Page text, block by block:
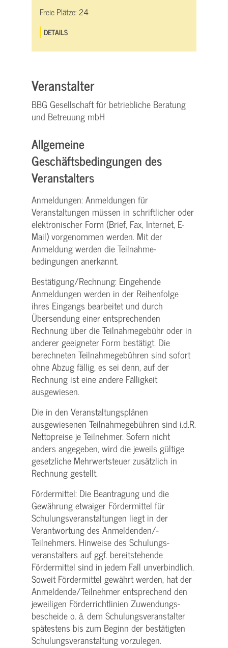
Freie Plätze:24
DETAILS
Veranstalter
BBG Gesellschaft für betriebliche Beratung
und Betreuung mbH
Allgemeine
Geschäftsbedingungen des
Veranstalters
Anmeldungen: Anmeldungen für
Veranstaltungen müssen in schriftlicher oder
elektronischer Form (Brief, Fax, Internet, E-
Mail) vorgenommen werden. Mit der
Anmeldung werden die Teilnahme­
bedingungen anerkannt.
Bestätigung­/Rechnung: Eingehende
Anmeldungen werden in der Reihenfolge
ihres Eingangs bearbeitet und durch
Übersendung einer entsprechenden
Rechnung über die Teilnahmegebühr oder in
anderer geeigneter Form bestätigt. Die
berechneten Teilnahmegebühren sind sofort
ohne Abzug fällig, es sei denn, auf der
Rechnung ist eine andere Fälligkeit
ausgewiesen.
Die in den Veranstaltungsplänen
ausgewiesenen Teilnahmegebühren sind i.d.R.
Nettopreise je Teilnehmer. Sofern nicht
anders angegeben, wird die jeweils gültige
gesetzliche Mehrwertsteuer zusätzlich in
Rechnung gestellt.
Fördermittel: Die Beantragung und die
Gewährung etwaiger Fördermittel für
Schulungs­veranstaltungen liegt in der
Verantwortung des Anmeldenden/­
Teilnehmers. Hinweise des Schulungs­
veranstalters auf ggf. bereitstehende
Fördermittel sind in jedem Fall unverbindlich.
Soweit Fördermittel gewährt werden, hat der
Anmeldende/­Teilnehmer entsprechend den
jeweiligen Förderrichtlinien Zuwendungs­
bescheide o. ä. dem Schulungs­veranstalter
spätestens bis zum Beginn der bestätigten
Schulungs­veranstaltung vorzulegen.